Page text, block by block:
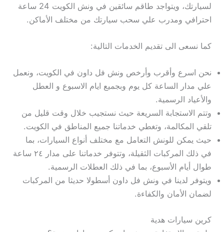
لسيارتك، ويتواجد طاقم سائقين في ونش الكويت 24 ساعة
احترافي ومدرب علي سحب سيارتك من مختلف الأماكن.
كما نسعى الى تقديم الخدمات التالية:
نحن اسرع وأقرب وأرخص ونش فل داون في الكويت، ونعمل
علي مدار الساعة كل يوم وبجميع ايام الاسبوع و العطل
والأعياد الرسمية.
وتتم الاستجابة السريعة حيث نستجيب خلال وقت قليل من
تلقي المكالمة، وتغطي خدماتنا جميع المناطق في الكويت.
حيث يمكن للونش التعامل مع مختلف أنواع السيارات، بما
في ذلك المركبات الثقيلة، وتتوفر خدماتنا على مدار ٢٤ ساعة
طوال أيام الأسبوع، بما في ذلك العطلات الرسمية.
ويتوفر لدينا في ونش فل داون أسطولا حديثا من المركبات
لضمان الأمان والكفاءة.
كرين سيارات هدية